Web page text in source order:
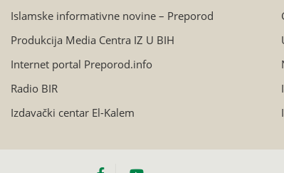
Islamske informativne novine – Preporod
Produkcija Media Centra IZ U BIH
Internet portal Preporod.info
Radio BIR
Izdavački centar El-Kalem